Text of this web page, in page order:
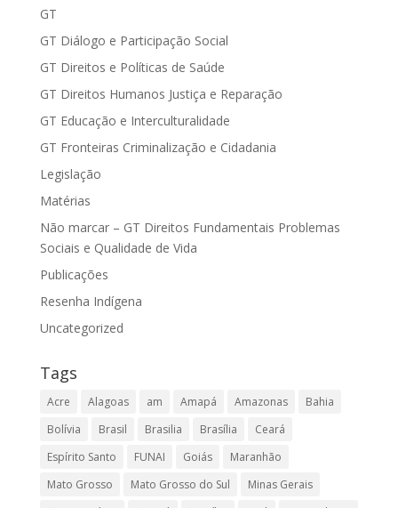
GT
GT Diálogo e Participação Social
GT Direitos e Políticas de Saúde
GT Direitos Humanos Justiça e Reparação
GT Educação e Interculturalidade
GT Fronteiras Criminalização e Cidadania
Legislação
Matérias
Não marcar – GT Direitos Fundamentais Problemas
Sociais e Qualidade de Vida
Publicações
Resenha Indígena
Uncategorized
Tags
Acre Alagoas am Amapá Amazonas
Bahia
Bolívia
Brasil Brasilia Brasília
Ceará
Espírito Santo
FUNAI Goiás
Maranhão
Mato Grosso
Mato Grosso do Sul
Minas Gerais